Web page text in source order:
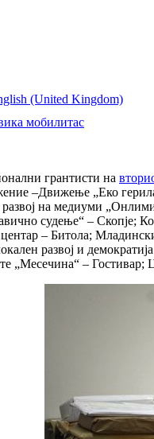
мобилитас
грантисти на
–Движење „Еко
на медиуми
судење“ – Скопје;
– Битола;
развој и
„Месечина“ –